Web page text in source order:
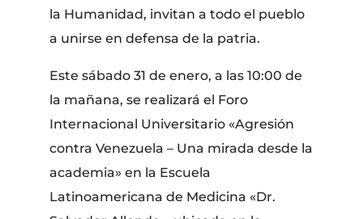
la Humanidad, invitan a todo el pueblo
a unirse en defensa de la patria.
Este sábado 31 de enero, a las 10:00 de
la mañana, se realizará el Foro
Internacional Universitario «Agresión
contra Venezuela – Una mirada desde la
academia» en la Escuela
Latinoamericana de Medicina «Dr.